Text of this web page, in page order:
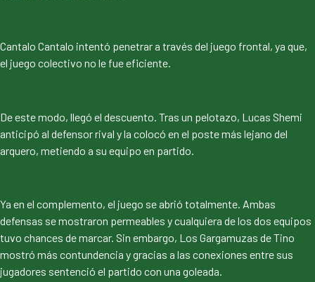
Cantalo Cantalo intentó penetrar a través del juego frontal, ya que,
el juego colectivo no le fue eficiente.
De este modo, llegó el descuento. Tras un pelotazo, Lucas Shemi
anticipó al defensor rival y la colocó en el poste más lejano del
arquero, metiendo a su equipo en partido.
Ya en el complemento, el juego se abrió totalmente. Ambas
defensas se mostraron permeables y cualquiera de los dos equipos
tuvo chances de marcar. Sin embargo, Los Gargamuzas de Tino
mostró más contundencia y gracias a las conexiones entre sus
jugadores sentenció el partido con una goleada.